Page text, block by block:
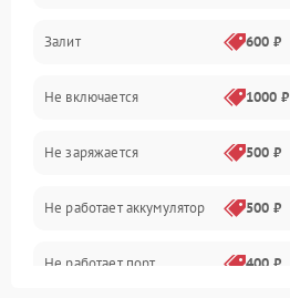
Питание и питание цепей
Проблемы с картами памяти
Объективы
Программные сбои
Коммуникации и интерфейсы
Залит 600 ₽
Не включается 1000 ₽
Не заряжается 500 ₽
Не работает аккумулятор 500 ₽
Не работает порт 400 ₽